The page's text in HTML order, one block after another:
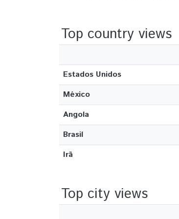
Top country views
Estados Unidos
México
Angola
Brasil
Irã
Top city views